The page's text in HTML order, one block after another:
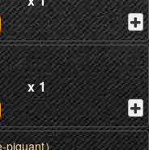
x 1
piquant）